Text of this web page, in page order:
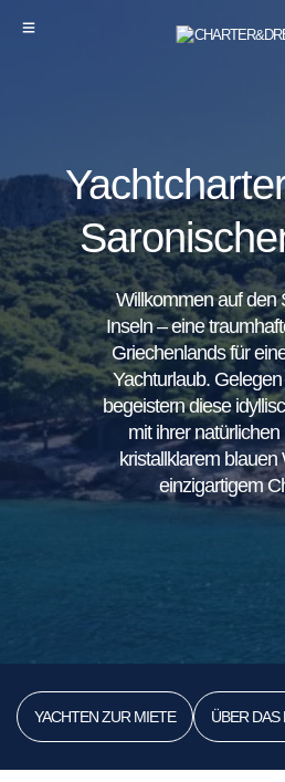
Willkommen auf den
Inseln – eine
Griechenlands für
Yachturlaub.
begeistern diese
mit ihrer
kristallklarem blauen
einzigartigem
YACHTEN ZUR MIETE ÜBER DAS